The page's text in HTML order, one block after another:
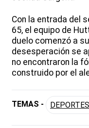
Con la entrada del
65, el equipo de
duelo comenzó a
desesperación se
no encontraron la
construido por el
TEMAS - DEPORTES